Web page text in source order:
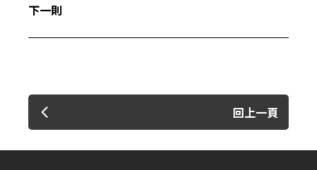
下一則
回上一頁